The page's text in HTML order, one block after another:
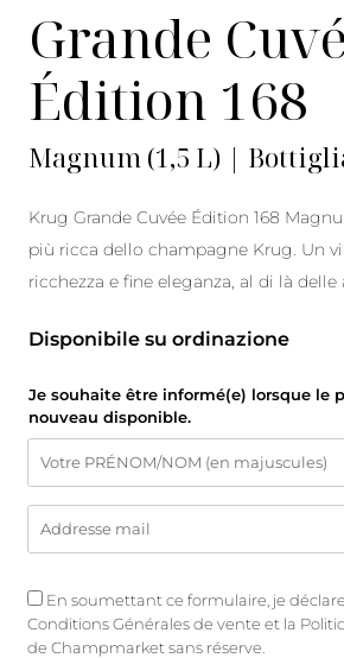
Grande
Édition 168
Magnum (1,5 L) |
Krug Grande Cuvée Édition 168
più ricca dello champagne Krug. Un
ricchezza e fine eleganza, al di là delle
Disponibile su ordinazione
Je souhaite être informé(e) lorsque le
nouveau disponible.
En soumettant ce formulaire, je
Conditions Générales de vente et la
de Champmarket sans réserve.